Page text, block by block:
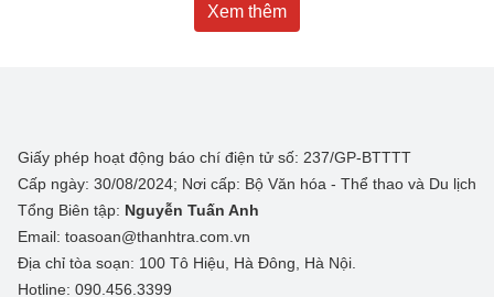
Xem thêm
Giấy phép hoạt động báo chí điện tử số: 237/GP-BTTTT
Cấp ngày: 30/08/2024; Nơi cấp: Bộ Văn hóa - Thể thao và Du lịch
Tổng Biên tập: Nguyễn Tuấn Anh
Email: toasoan@thanhtra.com.vn
Địa chỉ tòa soạn: 100 Tô Hiệu, Hà Đông, Hà Nội.
Hotline: 090.456.3399